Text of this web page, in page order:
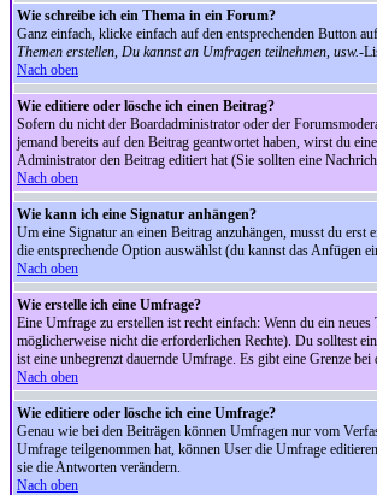
Wie schreibe ich ein Thema in ein Forum?
Ganz einfach, klicke einfach auf den entsprechenden Button
Themen erstellen, Du kannst an Umfragen teilnehmen, usw.-
Nach oben
Wie editiere oder lösche ich einen Beitrag?
Sofern du nicht der Boardadministrator oder der
jemand bereits auf den Beitrag geantwortet haben, wirst du
Administrator den Beitrag editiert hat (Sie sollten eine
Nach oben
Wie kann ich eine Signatur anhängen?
Um eine Signatur an einen Beitrag anzuhängen, musst du
die entsprechende Option auswählst (du kannst das Anfügen
Nach oben
Wie erstelle ich eine Umfrage?
Eine Umfrage zu erstellen ist recht einfach: Wenn du ein
möglicherweise nicht die erforderlichen Rechte). Du solltest
ist eine unbegrenzt dauernde Umfrage. Es gibt eine Grenze
Nach oben
Wie editiere oder lösche ich eine Umfrage?
Genau wie bei den Beiträgen können Umfragen nur vom
Umfrage teilgenommen hat, können User die Umfrage
sie die Antworten verändern.
Nach oben